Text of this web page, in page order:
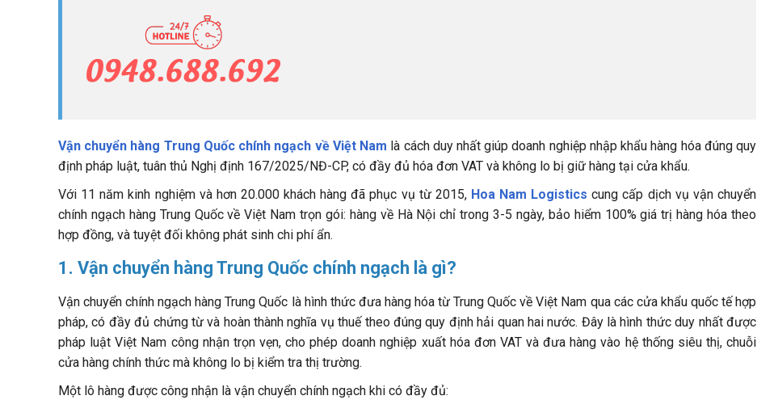
Vận chuyển hàng Trung Quốc chính ngạch về Việt Nam là cách duy nhất giúp doanh nghiệp nhập khẩu hàng hóa đúng quy
định pháp luật, tuân thủ Nghị định 167/2025/NĐ-CP, có đầy đủ hóa đơn VAT và không lo bị giữ hàng tại cửa khẩu.
Với 11 năm kinh nghiệm và hơn 20.000 khách hàng đã phục vụ từ 2015, Hoa Nam Logistics cung cấp dịch vụ vận chuyển
chính ngạch hàng Trung Quốc về Việt Nam trọn gói: hàng về Hà Nội chỉ trong 3-5 ngày, bảo hiểm 100% giá trị hàng hóa theo
hợp đồng, và tuyệt đối không phát sinh chi phí ẩn.
1. Vận chuyển hàng Trung Quốc chính ngạch là gì?
Vận chuyển chính ngạch hàng Trung Quốc là hình thức đưa hàng hóa từ Trung Quốc về Việt Nam qua các cửa khẩu quốc tế hợp
pháp, có đầy đủ chứng từ và hoàn thành nghĩa vụ thuế theo đúng quy định hải quan hai nước. Đây là hình thức duy nhất được
pháp luật Việt Nam công nhận trọn vẹn, cho phép doanh nghiệp xuất hóa đơn VAT và đưa hàng vào hệ thống siêu thị, chuỗi
cửa hàng chính thức mà không lo bị kiểm tra thị trường.
Một lô hàng được công nhận là vận chuyển chính ngạch khi có đầy đủ: